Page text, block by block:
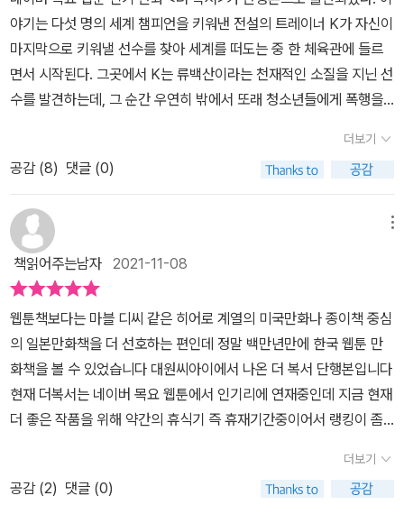
야기는 다섯 명의 세계 챔피언을 키워낸 전설의 트레이너 K가 자신이
마지막으로 키워낼 선수를 찾아 세계를 떠도는 중 한 체육관에 들르
면서 시작된다. 그곳에서 K는 류백산이라는 천재적인 소질을 지닌 선
수를 발견하는데, 그 순간 우연히 밖에서 또래 청소년들에게 폭행을
그 소년에게서 뭔가를 발견한 듯 보이는 K. 대체 K는 소년에게서 무
엇을 본 걸까. 웹툰을 단행본으로 제작하는 경우 매체의 차이 때문에
재미가 반감되는 경우가 없지 않은데, 이 만화는 초기 기획 단계부터
출판을 예정하고 작업했기 때문인지 웹툰 원작인데도 원래부터 단행
본이었던 것처럼 매끄럽게 읽힌다. 흑백이 아니라 컬러로 인쇄되어
내용이 훨씬 생생하고 실감 나게 느껴지는 것 또한 장점이다. 주인공
3인방 유, 류백산, 인재의 캐릭터가 서로 다른 점도 흥미롭다. 1권에
서 유는 괴물 같은 신체 능력을 가지고 있으나 투쟁심, 명예욕, 지배욕
등이 결여되어 있어 절대로 싸우지 않는 캐릭터로, 류백산은 천부적
인 신체 능력을 믿고 함부로 날뛰는 캐릭터로, 인재는 프로 복서의 아
들인데도 강한 상대에게 맞서는 걸 두려워하는 캐릭터로 그려진다.
이들이 앞으로 어떤 이야기를 펼칠지 궁금하고 기대된다.
더보기
공감 (8) 댓글 (0)
책읽어주는남자 2021-11-08
웹툰책보다는 마블 디씨 같은 히어로 계열의 미국만화나 종이책 중심
의 일본만화책을 더 선호하는 편인데 정말 백만년만에 한국 웹툰 만
화책을 볼 수 있었습니다 대원씨아이에서 나온 더 복서 단행본입니다
현재 더복서는 네이버 목요 웹툰에서 인기리에 연재중인데 지금 현재
더 좋은 작품을 위해 약간의 휴식기 즉 휴재기간중이어서 랭킹이 좀
작됩니다단순 요일 랭킹 순위를 떠나 전체 네이버 웹툰 순위에서도
충분히 상위권이겠죠분위기상 휴재기도 거의 다 끝나가는 것 같습니
더보기
공감 (2) 댓글 (0)